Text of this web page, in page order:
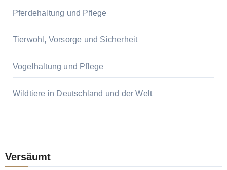
Pferdehaltung und Pflege
Tierwohl, Vorsorge und Sicherheit
Vogelhaltung und Pflege
Wildtiere in Deutschland und der Welt
Versäumt